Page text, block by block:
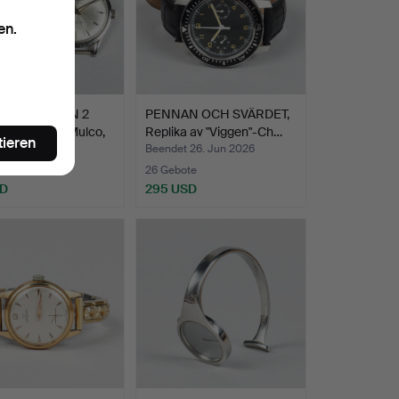
2
Citizen und Mulco,
26. Jun 2026
PENNAN OCH SVÄRDET,
Replika av "Viggen"-Ch…
Beendet 26. Jun 2026
26 Gebote
295 USD